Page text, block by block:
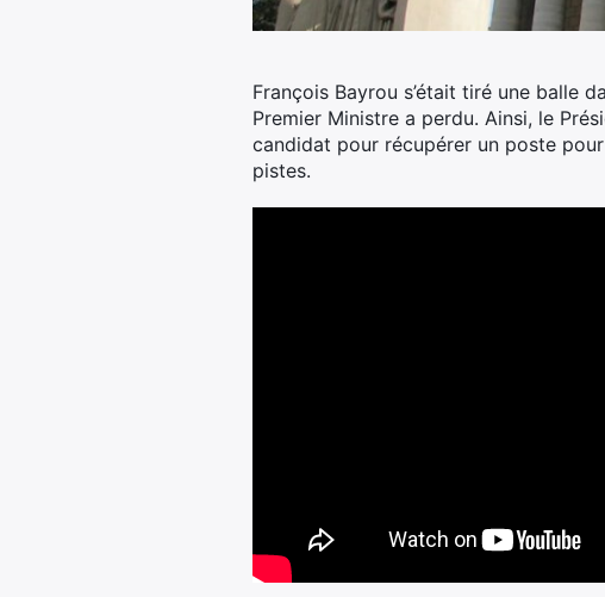
François Bayrou s’était tiré une balle
Premier Ministre a perdu. Ainsi, le
candidat pour récupérer un poste
pistes.